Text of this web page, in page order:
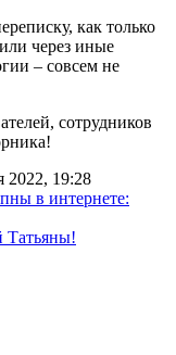
как только
через иные
– совсем не
сотрудников
2022, 19:28
в интернете:
Татьяны!